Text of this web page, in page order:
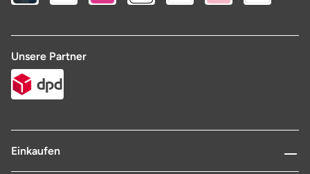
Unsere Partner
Einkaufen